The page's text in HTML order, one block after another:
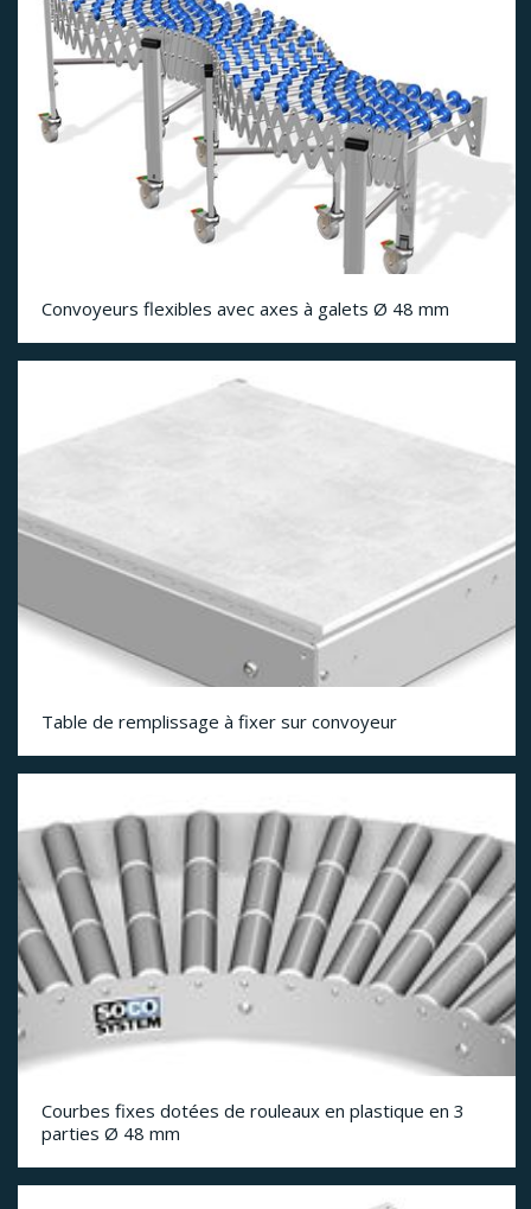
Convoyeurs flexibles avec axes à galets Ø 48 mm
Table de remplissage à fixer sur convoyeur
Courbes fixes dotées de rouleaux en plastique en 3
parties Ø 48 mm